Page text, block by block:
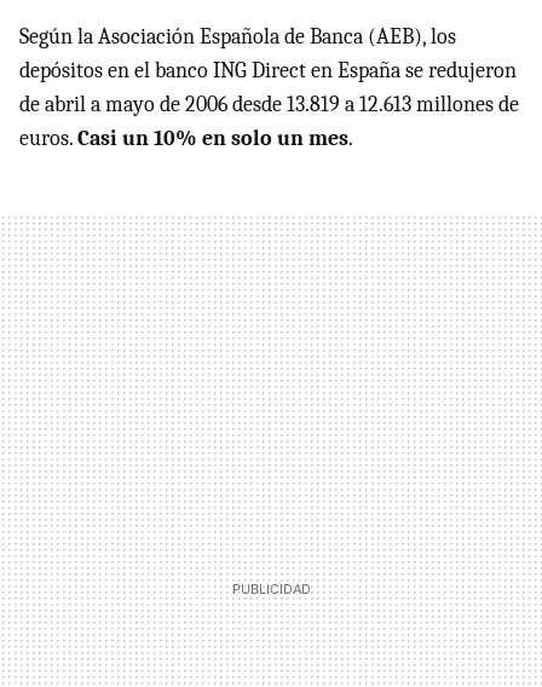
Según la Asociación Española de Banca (AEB), los
depósitos en el banco ING Direct en España se redujeron
de abril a mayo de 2006 desde 13.819 a 12.613 millones de
euros.Casi un 10% en solo un mes.